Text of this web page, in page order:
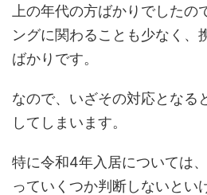
上の年代の方ばかりでしたの
ングに関わることも少なく、
ばかりです。
なので、いざその対応となる
してしまいます。
特に令和4年入居については
っていくつか判断しないとい